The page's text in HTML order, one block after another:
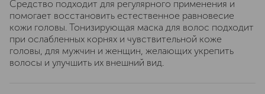
Средство подходит для регулярного применения и
помогает восстановить естественное равновесие
кожи головы. Тонизирующая маска для волос подходит
при ослабленных корнях и чувствительной коже
головы, для мужчин и женщин, желающих укрепить
волосы и улучшить их внешний вид.